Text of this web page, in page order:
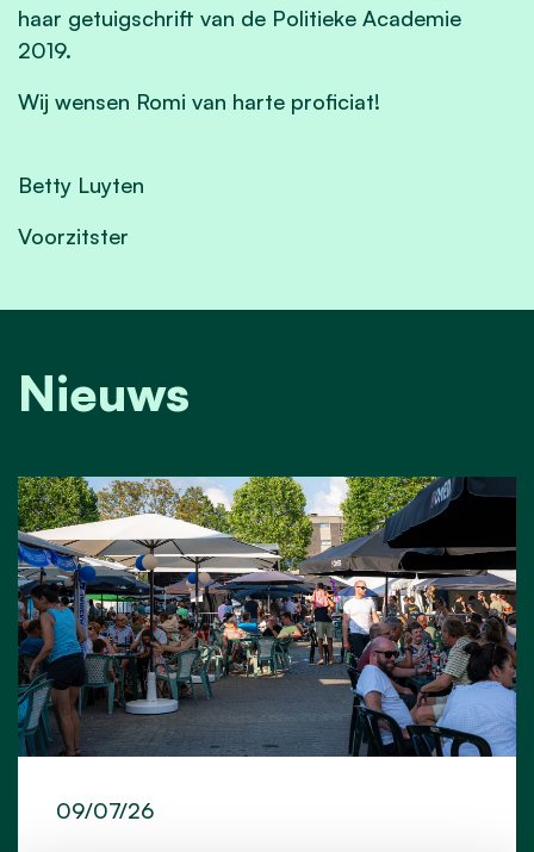
haar getuigschrift van de Politieke Academie
2019.
Wij wensen Romi van harte proficiat!
Betty Luyten
Voorzitster
Nieuws
09/07/26